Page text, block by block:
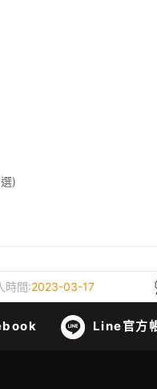
)
時間:2023-03-17
Line官方